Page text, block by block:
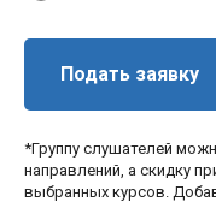
Подать заявку
*Группу слушателей
направлений, а скидку
выбранных курсов.